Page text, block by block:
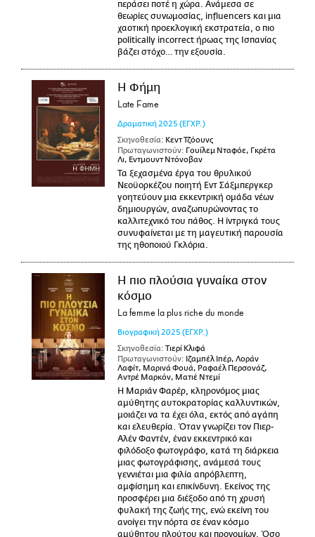
περάσει ποτέ η χώρα. Ανάμεσα σε
θεωρίες συνωμοσίας, influencers και μια
χαοτική προεκλογική εκστρατεία, ο πιο
politically incorrect ήρωας της Ισπανίας
βάζει στόχο… την εξουσία.
Η Φήμη
Late Fame
Δραματική 2025 (ΕΓΧΡ.)
Σκηνοθεσία: Κεντ Τζόουνς
Πρωταγωνιστούν: Γουίλεμ Νταφόε, Γκρέτα
Λι, Εντμουντ Ντόνοβαν
Τα ξεχασμένα έργα του θρυλικού
Νεοϋορκέζου ποιητή Εντ Σάξμπεργκερ
γοητεύουν μια εκκεντρική ομάδα νέων
δημιουργών, αναζωπυρώνοντας το
καλλιτεχνικό του πάθος. Η ίντριγκά τους
συνυφαίνεται με τη μαγευτική παρουσία
της ηθοποιού Γκλόρια.
Η πιο πλούσια γυναίκα στον
κόσμο
La femme la plus riche du monde
Βιογραφική 2025 (ΕΓΧΡ.)
Σκηνοθεσία: Τιερί Κλιφά
Πρωταγωνιστούν: Ιζαμπέλ Ιπέρ, Λοράν
Λαφίτ, Μαρινά Φουά, Ραφαέλ Περσονάζ,
Αντρέ Μαρκόν, Ματιέ Ντεμί
Η Μαριάν Φαρέρ, κληρονόμος μιας
αμύθητης αυτοκρατορίας καλλυντικών,
μοιάζει να τα έχει όλα, εκτός από αγάπη
και ελευθερία. Όταν γνωρίζει τον Πιερ-
Αλέν Φαντέν, έναν εκκεντρικό και
φιλόδοξο φωτογράφο, κατά τη διάρκεια
μιας φωτογράφισης, ανάμεσά τους
γεννιέται μια φιλία απρόβλεπτη,
αμφίσημη και επικίνδυνη. Εκείνος της
προσφέρει μια διέξοδο από τη χρυσή
φυλακή της ζωής της, ενώ εκείνη του
ανοίγει την πόρτα σε έναν κόσμο
αμύθητου πλούτου και προνομίων. Όσο